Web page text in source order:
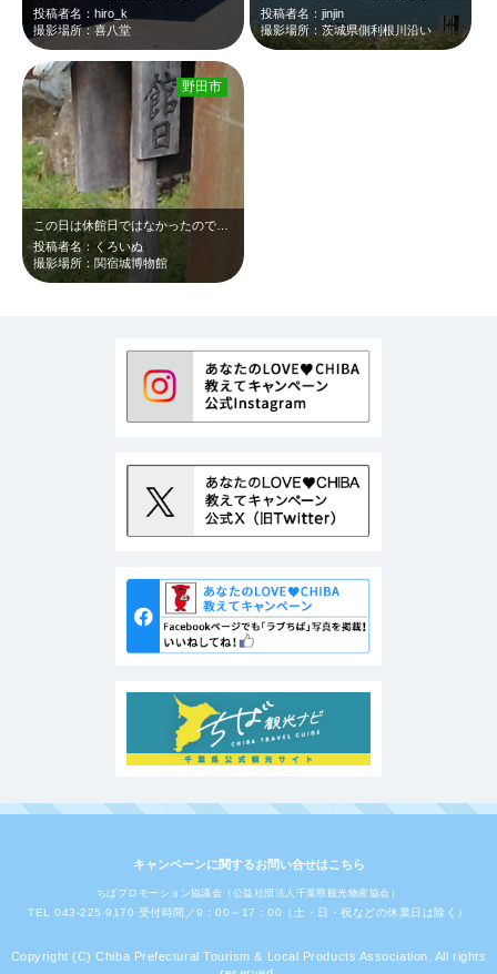
投稿者名：hiro_k
撮影場所：喜八堂
投稿者名：jinjin
撮影場所：茨城県側利根川沿い
この日は休館日ではなかったのですが、 門の前で伏せてある、味のある立て札を見…
投稿者名：くろいぬ
撮影場所：関宿城博物館
野田市
キャンペーンに関するお問い合せはこちら
ちばプロモーション協議会（公益社団法人千葉県観光物産協会）
TEL 043-225-9170 受付時間／9：00～17：00（土・日・祝などの休業日は除く）
Copyright (C) Chiba Prefectural Tourism & Local Products Association. All rights